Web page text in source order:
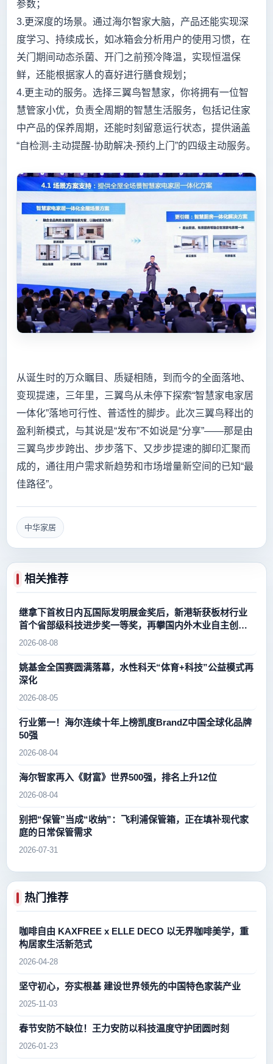
参数；
3.更深度的场景。通过海尔智家大脑，产品还能实现深
度学习、持续成长，如冰箱会分析用户的使用习惯，在
关门期间动态杀菌、开门之前预冷降温，实现恒温保
鲜，还能根据家人的喜好进行膳食规划；
4.更主动的服务。选择三翼鸟智慧家，你将拥有一位智
慧管家小优，负责全周期的智慧生活服务，包括记住家
中产品的保养周期，还能时刻留意运行状态，提供涵盖
“自检测-主动提醒-协助解决-预约上门”的四级主动服务。
从诞生时的万众瞩目、质疑相随，到而今的全面落地、
变现提速，三年里，三翼鸟从未停下探索“智慧家电家居
一体化”落地可行性、普适性的脚步。此次三翼鸟释出的
盈利新模式，与其说是“发布”不如说是“分享”——那是由
三翼鸟步步跨出、步步落下、又步步提速的脚印汇聚而
成的，通往用户需求新趋势和市场增量新空间的已知“最
佳路径”。
中华家居
相关推荐
继拿下首枚日内瓦国际发明展金奖后，新港斩获板材行业
首个省部级科技进步奖一等奖，再攀国内外木业自主创新
新高峰
2026-08-08
姚基金全国赛圆满落幕，水性科天“体育+科技”公益模式再
深化
2026-08-05
行业第一！海尔连续十年上榜凯度BrandZ中国全球化品牌
50强
2026-08-04
海尔智家再入《财富》世界500强，排名上升12位
2026-08-04
别把“保管”当成“收纳”：飞利浦保管箱，正在填补现代家
庭的日常保管需求
2026-07-31
热门推荐
咖啡自由 KAXFREE x ELLE DECO 以无界咖啡美学，重
构居家生活新范式
2026-04-28
坚守初心，夯实根基 建设世界领先的中国特色家装产业
2025-11-03
春节安防不缺位！王力安防以科技温度守护团圆时刻
2026-01-23